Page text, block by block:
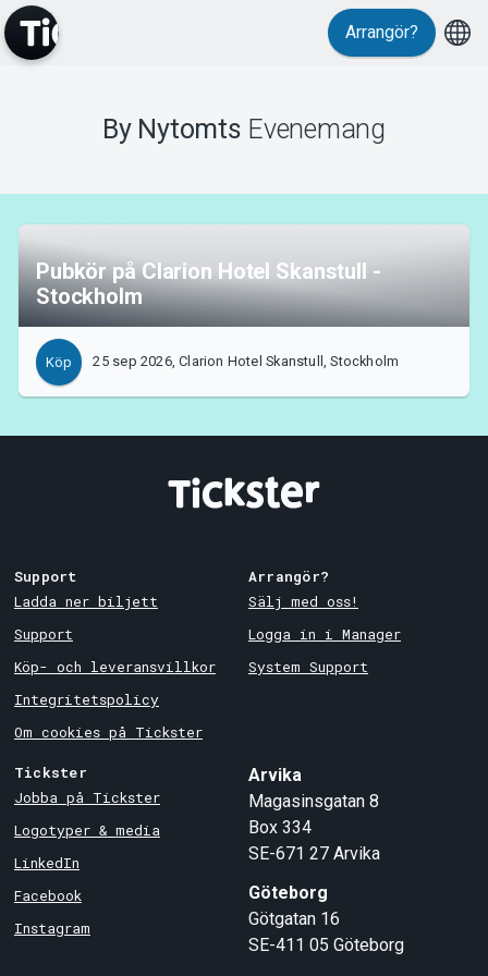
Support
Om Tickster
Arrangör?
By Nytomts Evenemang
Pubkör på Clarion Hotel Skanstull -
Stockholm
Köp 25 sep 2026, Clarion Hotel Skanstull, Stockholm
Support
Ladda ner biljett
Support
Köp- och leveransvillkor
Integritetspolicy
Om cookies på Tickster
Arrangör?
Sälj med oss!
Logga in i Manager
System Support
Tickster
Jobba på Tickster
Logotyper & media
LinkedIn
Facebook
Instagram
Arvika
Magasinsgatan 8
Box 334
SE-671 27 Arvika
Göteborg
Götgatan 16
SE-411 05 Göteborg